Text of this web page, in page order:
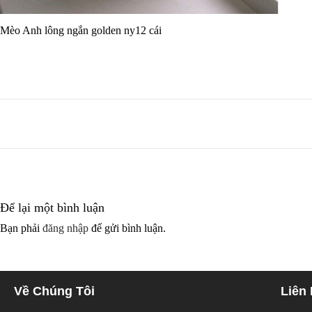
Mèo Anh lông ngắn golden ny12 cái
Để lại một bình luận
Bạn phải đăng nhập để gửi bình luận.
Về Chúng Tôi Liên